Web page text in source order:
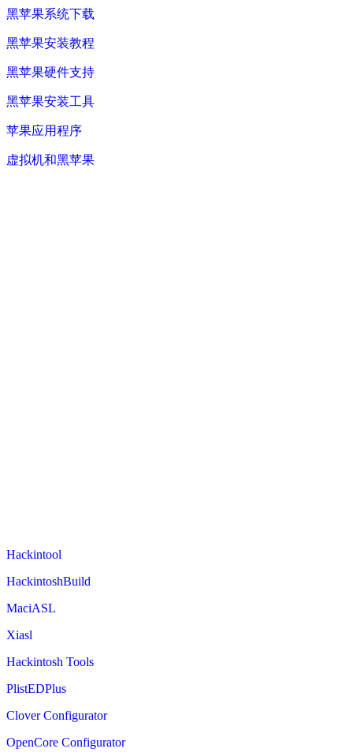
黑苹果系统下载
黑苹果安装教程
黑苹果硬件支持
黑苹果安装工具
苹果应用程序
虚拟机和黑苹果
Hackintool
HackintoshBuild
MaciASL
Xiasl
Hackintosh Tools
PlistEDPlus
Clover Configurator
OpenCore Configurator